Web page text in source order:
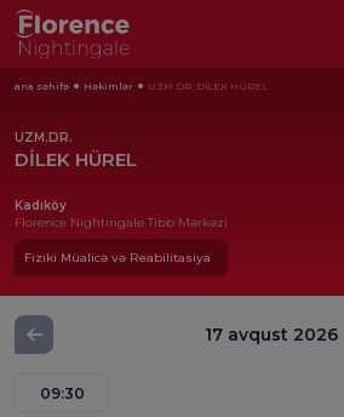
ana səhifə Həkimlər UZM.DR. DİLEK HÜREL
UZM.DR.
DİLEK HÜREL
Kadıköy
Florence Nightingale Tibb Mərkəzi
Fiziki Müalicə və Reabilitasiya
17 avqust 2026
09:30